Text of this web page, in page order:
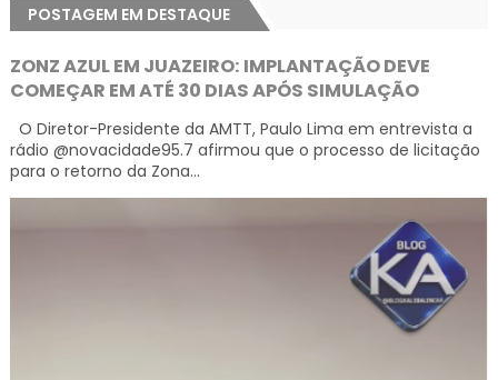
POSTAGEM EM DESTAQUE
ZONZ AZUL EM JUAZEIRO: IMPLANTAÇÃO DEVE
COMEÇAR EM ATÉ 30 DIAS APÓS SIMULAÇÃO
O Diretor-Presidente da AMTT, Paulo Lima em entrevista a
rádio @novacidade95.7 afirmou que o processo de licitação
para o retorno da Zona...